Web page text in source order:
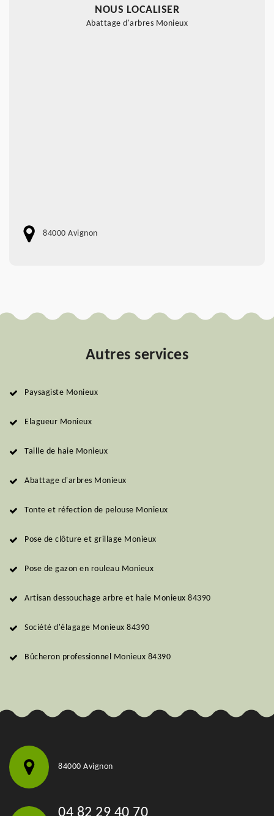
NOUS LOCALISER
Abattage d'arbres Monieux
84000 Avignon
Autres services
Paysagiste Monieux
Elagueur Monieux
Taille de haie Monieux
Abattage d'arbres Monieux
Tonte et réfection de pelouse Monieux
Pose de clôture et grillage Monieux
Pose de gazon en rouleau Monieux
Artisan dessouchage arbre et haie Monieux 84390
Société d'élagage Monieux 84390
Bûcheron professionnel Monieux 84390
84000 Avignon
04 82 29 40 70